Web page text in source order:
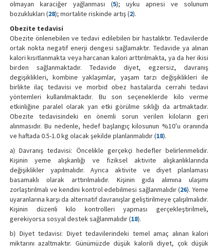
olmayan karaciğer yağlanması (5); uyku apnesi ve solunum
bozuklukları (28); mortalite riskinde artış (2).
Obezite tedavisi
Obezite önlenebilen ve tedavi edilebilen bir hastalıktır. Tedavilerde
ortak nokta negatif enerji dengesi sağlamaktır. Tedavide ya alınan
kalori kısıtlanmakta veya harcanan kalori arttırılmakta, ya da her ikisi
birden sağlanmaktadır. Tedavide diyet, egzersiz, davranış
degişiklikleri, kombine yaklaşımlar, yaşam tarzı değişiklikleri ile
birlikte ilaç tedavisi ve morbid obez hastalarda cerrahi tedavi
yöntemleri kullanılmaktadır. Bu son seçeneklerde kilo verme
etkinliğine paralel olarak yan etki görülme sıklığı da artmaktadır.
Obezite tedavisindeki en önemli sorun verilen kiloların geri
alınmasıdır. Bu nedenle, hedef başlangıç kilosunun %10’u oranında
ve haftada 0.5-1.0 kg olacak şekilde planlanmalıdır (18).
a) Davranış tedavisi: Öncelikle gerçekçi hedefler belirlenmelidir.
Kişinin yeme alışkanlığı ve fiziksel aktivite alışkanlıklarında
değişiklikler yapılmalıdır. Ayrıca aktivite ve diyet planlaması
basamaklı olarak arttırılmalıdır. Kişinin gıda alımına ulaşımı
zorlaştırılmalı ve kendini kontrol edebilmesi sağlanmalıdır (26). Yeme
uyaranlarına karşı da alternatif davranışlar geliştirilmeye çalışılmalıdır.
Kişinin düzenli kilo kontrolleri yapması gerçekleştirilmeli,
gerekiyorsa sosyal destek sağlanmalıdır (18).
b) Diyet tedavisi: Diyet tedavilerindeki temel amaç alınan kalori
miktarını azaltmaktır. Günümüzde düşük kalorili diyet, çok düşük